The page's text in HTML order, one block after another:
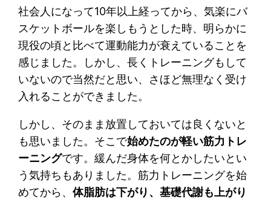
社会人になって10年以上経ってから、気楽にバ
スケットボールを楽しもうとした時、明らかに
現役の頃と比べて運動能力が衰えていることを
感じました。しかし、長くトレーニングもして
いないので当然だと思い、さほど無理なく受け
入れることができました。
しかし、そのまま放置しておいては良くないと
も思いました。そこで始めたのが軽い筋力トレ
ーニングです。緩んだ身体を何とかしたいとい
う気持ちもありました。筋力トレーニングを始
めてから、体脂肪は下がり、基礎代謝も上がり